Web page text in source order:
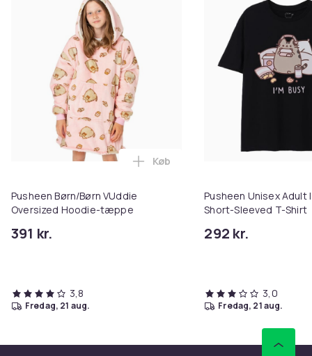
Pusheen Børn/Børn VUddie
Oversized Hoodie-tæppe
391 kr.
Læg Pusheen Børn/Børn
Køb
3,8
fredag, 21 aug.
Pusheen Unisex Adult
Short-Sleeved T-Shirt
292 kr.
3,0
fredag, 21 aug.